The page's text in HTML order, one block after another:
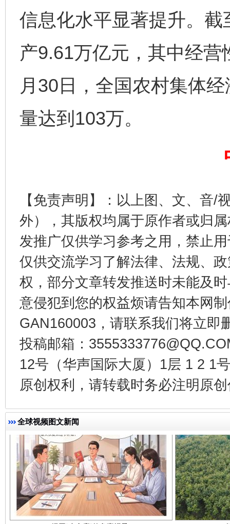
信息化水平显著提升。
产9.61万亿元，其中经
月30日，全国农村集体
量达到103万。
【免责声明】：以上图、文、音/
外），其版权均属于原作者或归
发推广仅供学习参考之用，禁止
仅供交流学习了解法律、法规、
权，部分文章转发推送时未能及
意侵犯到您的权益烦请告知本网
GAN160003，请联系我们将立即
投稿邮箱：
12号（华声国际大厦）1层 1 2 1
原创权利，请转载时务必注明原
全球视频图文新闻
完善运行机制助力责任有效落实 一纸欠
千年窑火 生生不息
揭开“小金库”的免责幌子